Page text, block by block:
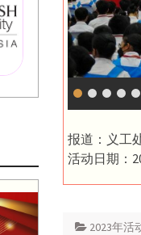
报道：义工
活动日期：
2023年活